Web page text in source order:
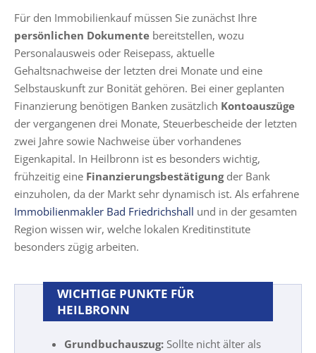
Für den Immobilienkauf müssen Sie zunächst Ihre
persönlichen Dokumente bereitstellen, wozu
Personalausweis oder Reisepass, aktuelle
Gehaltsnachweise der letzten drei Monate und eine
Selbstauskunft zur Bonität gehören. Bei einer geplanten
Finanzierung benötigen Banken zusätzlich Kontoauszüge
der vergangenen drei Monate, Steuerbescheide der letzten
zwei Jahre sowie Nachweise über vorhandenes
Eigenkapital. In Heilbronn ist es besonders wichtig,
frühzeitig eine Finanzierungsbestätigungder Bank
einzuholen, da der Markt sehr dynamisch ist. Als erfahrene
Immobilienmakler Bad Friedrichshall und in der gesamten
Region wissen wir, welche lokalen Kreditinstitute
besonders zügig arbeiten.
WICHTIGE PUNKTE FÜR
HEILBRONN
Grundbuchauszug: Sollte nicht älter als